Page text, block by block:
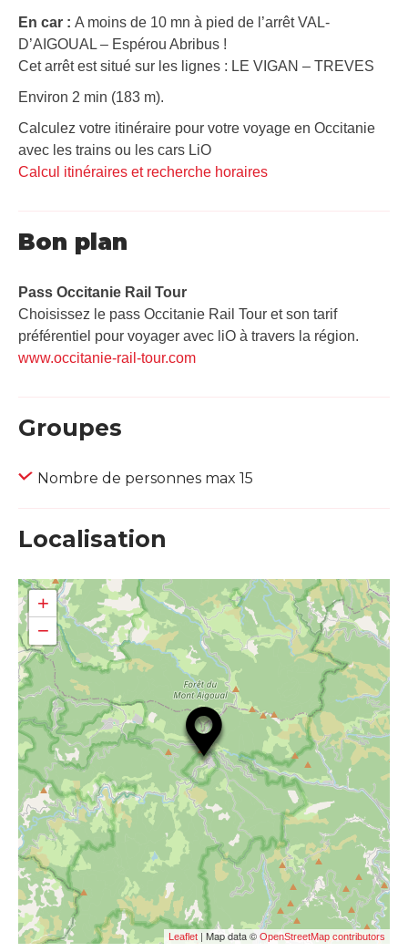
En car : A moins de 10 mn à pied de l’arrêt VAL-
D’AIGOUAL – Espérou Abribus !
Cet arrêt est situé sur les lignes : LE VIGAN – TREVES
Environ 2 min (183 m).
Calculez votre itinéraire pour votre voyage en Occitanie
avec les trains ou les cars LiO
Calcul itinéraires et recherche horaires
Bon plan
Pass Occitanie Rail Tour​
Choisissez le pass Occitanie Rail Tour et son tarif
préférentiel pour voyager avec liO à travers la région.
www.occitanie-rail-tour.com
Groupes
Nombre de personnes max 15
Localisation
+
−
Leaflet | Map data © OpenStreetMap contributors